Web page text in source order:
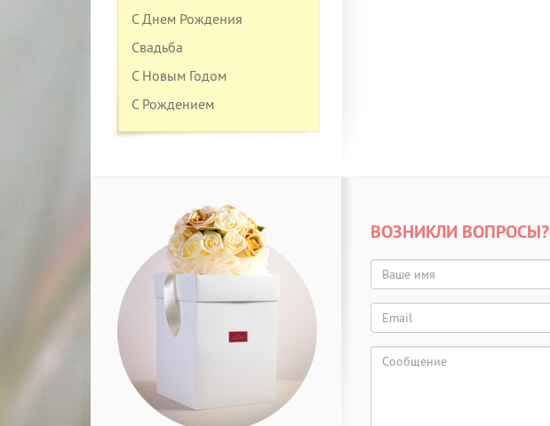
С Днем Рождения
Свадьба
С Новым Годом
С Рождением
ВОЗНИКЛИ ВОПРОСЫ?